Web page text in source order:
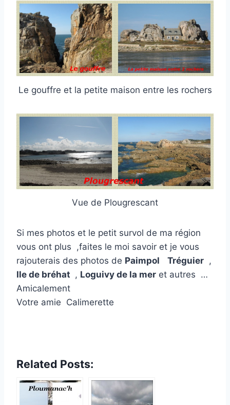
Le gouffre et la petite maison entre les rochers
Vue de Plougrescant
Si mes photos et le petit survol de ma région
vous ont plus ,faites le moi savoir et je vous
rajouterais des photos de Paimpol Tréguier ,
Ile de bréhat , Loguivy de la mer et autres …
Amicalement
Votre amie Calimerette
Related Posts: